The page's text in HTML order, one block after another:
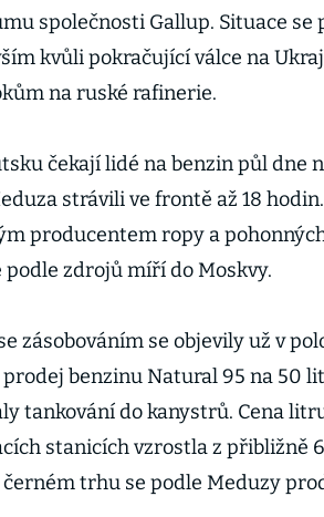
společnosti Gallup. Situace se
kvůli pokračující válce na
na ruské rafinerie.
čekají lidé na benzin půl dne
strávili ve frontě až 18
producentem ropy a
zdrojů míří do Moskvy.
zásobováním se objevily už v
benzinu Natural 95 na 50
tankování do kanystrů. Cena
stanicích vzrostla z přibližně
černém trhu se podle Meduzy